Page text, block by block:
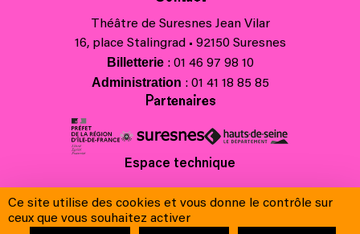
Théâtre de Suresnes Jean Vilar
16, place Stalingrad • 92150 Suresnes
Billetterie: 01 46 97 98 10
Administration : 01 41 18 85 85
Partenaires
Espace technique
Contacts
Crédits
Ce site utilise des cookies et vous donne le contrôle sur
ceux que vous souhaitez activer